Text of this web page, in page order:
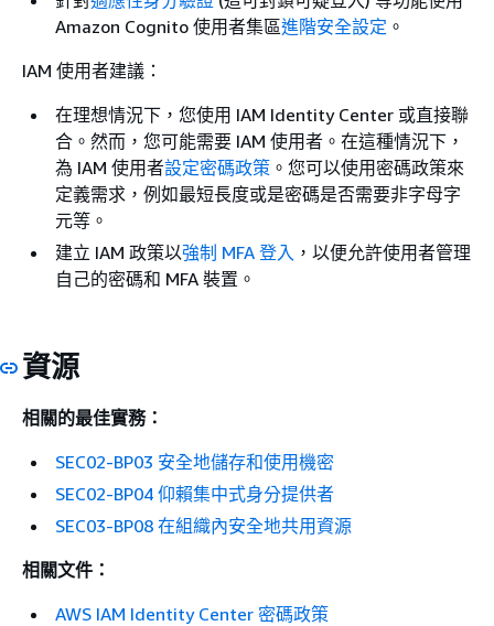
Amazon Cognito 使用者集區進階安全設定 。
IAM 使用者建議：
在理想情況下，您使用 IAM Identity Center 或直接聯
合。然而，您可能需要 IAM 使用者。在這種情況下，
為 IAM 使用者設定密碼政策 。您可以使用密碼政策來
定義需求，例如最短長度或是密碼是否需要非字母字
元等。
建立 IAM 政策以強制 MFA 登入 ，以便允許使用者管理
自己的密碼和 MFA 裝置。
資源
相關的最佳實務：
SEC02-BP03 安全地儲存和使用機密
SEC02-BP04 仰賴集中式身分提供者
SEC03-BP08 在組織內安全地共用資源
相關文件：
AWS IAM Identity Center 密碼政策